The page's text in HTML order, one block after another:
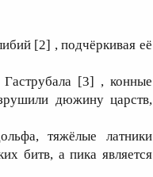
[2] , подчёркивая её
Гаструбала [3] , конные
дюжину царств,
тяжёлые латники
битв, а пика является